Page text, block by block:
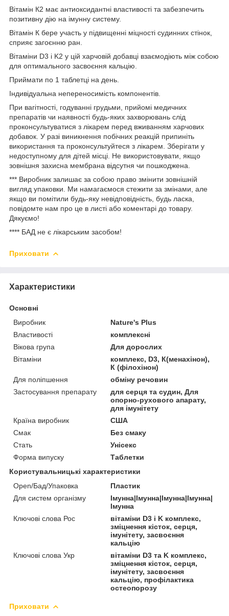
Вітамін К2 має антиоксидантні властивості та забезпечить
позитивну дію на імунну систему.
Вітамін К бере участь у підвищенні міцності судинних стінок,
сприяє загоєнню ран.
Вітаміни D3 і K2 у цій харчовій добавці взаємодіють між собою
для оптимального засвоєння кальцію.
Приймати по 1 таблетці на день.
Індивідуальна непереносимість компонентів.
При вагітності, годуванні грудьми, прийомі медичних
препаратів чи наявності будь-яких захворювань слід
проконсультуватися з лікарем перед вживанням харчових
добавок. У разі виникнення побічних реакцій припиніть
використання та проконсультуйтеся з лікарем. Зберігати у
недоступному для дітей місці. Не використовувати, якщо
зовнішня захисна мембрана відсутня чи пошкоджена.
*** Виробник залишає за собою право змінити зовнішній
вигляд упаковки. Ми намагаємося стежити за змінами, але
якщо ви помітили будь-яку невідповідність, будь ласка,
повідомте нам про це в листі або коментарі до товару.
Дякуємо!
**** БАД не є лікарським засобом!
Приховати
Характеристики
Основні
Виробник
Nature's Plus
Властивості
комплексні
Вікова група
Для дорослих
Вітаміни
комплекс, D3, К(менахінон),
К (філохінон)
Для поліпшення
обміну речовин
Застосування препарату
для серця та судин, Для
опорно-рухового апарату,
для імунітету
Країна виробник
США
Смак
Без смаку
Стать
Унісекс
Форма випуску
Таблетки
Користувальницькі характеристики
Open/Бад/Упаковка
Пластик
Для систем організму
Імунна|Імунна|Імунна|Імунна|
Імунна
Ключові слова Рос
вітаміни D3 і K комплекс,
зміцнення кісток, серця,
імунітету, засвоєння
кальцію
Ключові слова Укр
вітаміни D3 та K комплекс,
зміцнення кісток, серця,
імунітету, засвоєння
кальцію, профілактика
остеопорозу
Приховати